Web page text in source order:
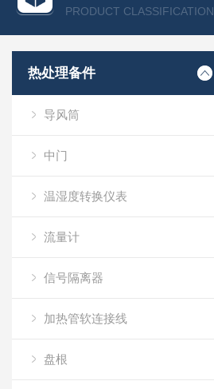
PRODUCT CLASSIFICATION
热处理备件
导风筒
中门
温湿度转换仪表
流量计
信号隔离器
加热管软连接线
盘根